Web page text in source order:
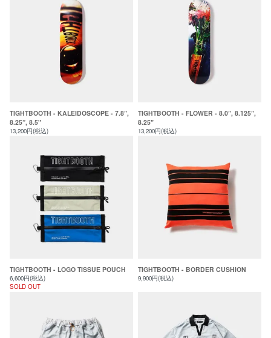
TIGHTBOOTH - KALEIDOSCOPE - 7.8”,
8.25”, 8.5"
13,200円(税込)
TIGHTBOOTH - FLOWER - 8.0”, 8.125”,
8.25"
13,200円(税込)
TIGHTBOOTH - LOGO TISSUE POUCH
6,600円(税込)
SOLD OUT
TIGHTBOOTH - BORDER CUSHION
9,900円(税込)